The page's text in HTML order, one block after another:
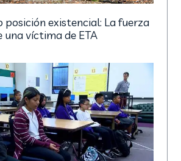
posición existencial: La fuerza
una víctima de ETA